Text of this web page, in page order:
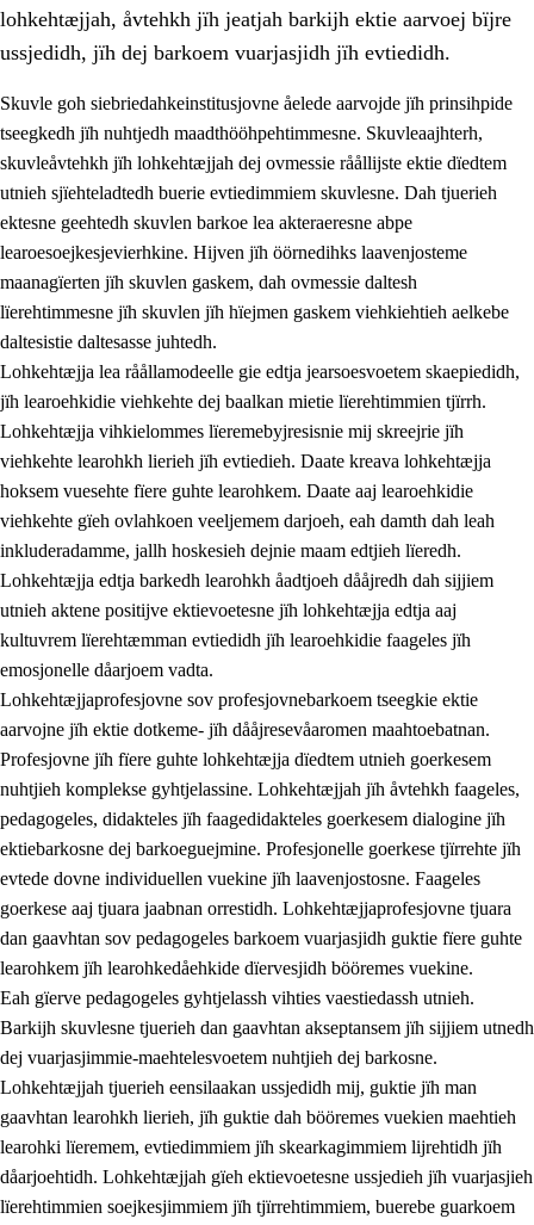
3. Prinsihph skuvlen rïektesisnie
3.1 Feerhmeles lïeremebyjrese
3.2 Ööhpehtimmie jïh sjïehtedamme lïerehtimmie
3.3 Gåetie jïh skuvle laavenjostoeh
3.4 Lïerehtimmie learoesïeltesne jïh barkoejielemisnie
3.5 Profesjonsektievoete jïh skuvleevtiedimmie
lohkehtæjjah, åvtehkh jïh jeatjah barkijh ektie aarvoej bïjre
ussjedidh, jïh dej barkoem vuarjasjidh jïh evtiedidh.
Skuvle goh siebriedahkeinstitusjovne åelede aarvojde jïh prinsihpide
tseegkedh jïh nuhtjedh maadthööhpehtimmesne. Skuvleaajhterh,
skuvleåvtehkh jïh lohkehtæjjah dej ovmessie råållijste ektie dïedtem
utnieh sjïehteladtedh buerie evtiedimmiem skuvlesne. Dah tjuerieh
ektesne geehtedh skuvlen barkoe lea akteraeresne abpe
learoesoejkesjevierhkine. Hijven jïh öörnedihks laavenjosteme
maanagïerten jïh skuvlen gaskem, dah ovmessie daltesh
lïerehtimmesne jïh skuvlen jïh hïejmen gaskem viehkiehtieh aelkebe
daltesistie daltesasse juhtedh.
Lohkehtæjja lea råållamodeelle gie edtja jearsoesvoetem skaepiedidh,
jïh learoehkidie viehkehte dej baalkan mietie lïerehtimmien tjïrrh.
Lohkehtæjja vihkielommes lïeremebyjresisnie mij skreejrie jïh
viehkehte learohkh lierieh jïh evtiedieh. Daate kreava lohkehtæjja
hoksem vuesehte fïere guhte learohkem. Daate aaj learoehkidie
viehkehte gïeh ovlahkoen veeljemem darjoeh, eah damth dah leah
inkluderadamme, jallh hoskesieh dejnie maam edtjieh lïeredh.
Lohkehtæjja edtja barkedh learohkh åadtjoeh dååjredh dah sijjiem
utnieh aktene positijve ektievoetesne jïh lohkehtæjja edtja aaj
kultuvrem lïerehtæmman evtiedidh jïh learoehkidie faageles jïh
emosjonelle dåarjoem vadta.
Lohkehtæjjaprofesjovne sov profesjovnebarkoem tseegkie ektie
aarvojne jïh ektie dotkeme- jïh dååjresevåaromen maahtoebatnan.
Profesjovne jïh fïere guhte lohkehtæjja dïedtem utnieh goerkesem
nuhtjieh komplekse gyhtjelassine. Lohkehtæjjah jïh åvtehkh faageles,
pedagogeles, didakteles jïh faagedidakteles goerkesem dialogine jïh
ektiebarkosne dej barkoeguejmine. Profesjonelle goerkese tjïrrehte jïh
evtede dovne individuellen vuekine jïh laavenjostosne. Faageles
goerkese aaj tjuara jaabnan orrestidh. Lohkehtæjjaprofesjovne tjuara
dan gaavhtan sov pedagogeles barkoem vuarjasjidh guktie fïere guhte
learohkem jïh learohkedåehkide dïervesjidh bööremes vuekine.
Eah gïerve pedagogeles gyhtjelassh vihties vaestiedassh utnieh.
Barkijh skuvlesne tjuerieh dan gaavhtan akseptansem jïh sijjiem utnedh
dej vuarjasjimmie-maehtelesvoetem nuhtjieh dej barkosne.
Lohkehtæjjah tjuerieh eensilaakan ussjedidh mij, guktie jïh man
gaavhtan learohkh lierieh, jïh guktie dah bööremes vuekien maehtieh
learohki lïeremem, evtiedimmiem jïh skearkagimmiem lijrehtidh jïh
dåarjoehtidh. Lohkehtæjjah gïeh ektievoetesne ussjedieh jïh vuarjasjieh
lïerehtimmien soejkesjimmiem jïh tjïrrehtimmiem, buerebe guarkoem